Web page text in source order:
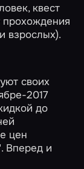
квест
прохождения
взрослых).
своих
2017
до
цен
Вперед и